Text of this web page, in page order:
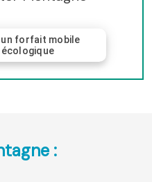
un forfait mobile
: